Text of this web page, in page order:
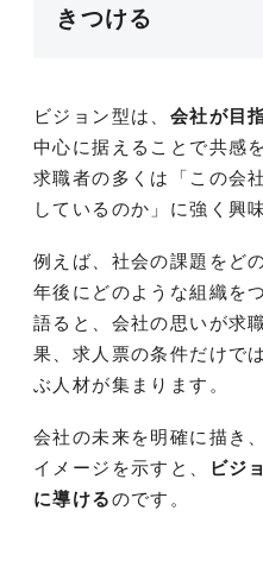
きつける
ビジョン型は、 会社が目
中心に据えることで共感
求職者の多くは「この会
しているのか」に強く興
例えば、社会の課題をど
年後にどのような組織を
語ると、会社の思いが求
果、求人票の条件だけで
ぶ人材が集まります。
会社の未来を明確に描き
イメージを示すと、
ビジ
に導けるのです。